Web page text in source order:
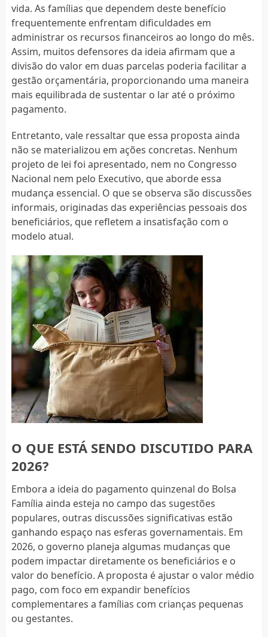
vida. As famílias que dependem deste benefício
frequentemente enfrentam dificuldades em
administrar os recursos financeiros ao longo do mês.
Assim, muitos defensores da ideia afirmam que a
divisão do valor em duas parcelas poderia facilitar a
gestão orçamentária, proporcionando uma maneira
mais equilibrada de sustentar o lar até o próximo
pagamento.
Entretanto, vale ressaltar que essa proposta ainda
não se materializou em ações concretas. Nenhum
projeto de lei foi apresentado, nem no Congresso
Nacional nem pelo Executivo, que aborde essa
mudança essencial. O que se observa são discussões
informais, originadas das experiências pessoais dos
beneficiários, que refletem a insatisfação com o
modelo atual.
O QUE ESTÁ SENDO DISCUTIDO PARA
2026?
Embora a ideia do pagamento quinzenal do Bolsa
Família ainda esteja no campo das sugestões
populares, outras discussões significativas estão
ganhando espaço nas esferas governamentais. Em
2026, o governo planeja algumas mudanças que
podem impactar diretamente os beneficiários e o
valor do benefício. A proposta é ajustar o valor médio
pago, com foco em expandir benefícios
complementares a famílias com crianças pequenas
ou gestantes.